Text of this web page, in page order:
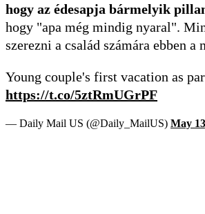
hogy az édesapja bármelyik
hogy "apa még mindig nyaral".
szerezni a család számára ebben
Young couple's first vacation as
https://t.co/5ztRmUGrPF
— Daily Mail US (@Daily_MailUS) May